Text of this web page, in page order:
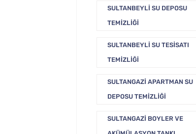
SULTANBEYLI SU DEPOSU
TEMIZLIĞI
SULTANBEYLI SU TESISATI
TEMIZLIĞI
SULTANGAZI APARTMAN SU
DEPOSU TEMIZLIĞI
SULTANGAZI BOYLER VE